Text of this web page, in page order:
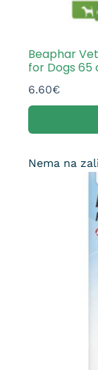
Beaphar
for Dogs 65
6.60€
Nema na